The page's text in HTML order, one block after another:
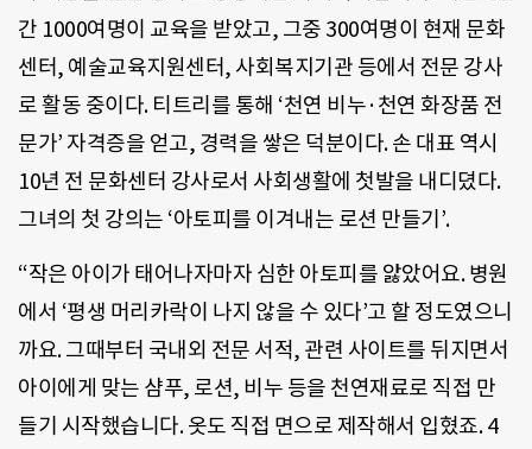
간 1000여명이 교육을 받았고, 그중 300여명이 현재 문화
센터, 예술교육지원센터, 사회복지기관 등에서 전문 강사
로 활동 중이다. 티트리를 통해 ‘천연 비누·천연 화장품 전
문가’ 자격증을 얻고, 경력을 쌓은 덕분이다. 손 대표 역시
10년 전 문화센터 강사로서 사회생활에 첫발을 내디뎠다.
그녀의 첫 강의는 ‘아토피를 이겨내는 로션 만들기’.
“작은 아이가 태어나자마자 심한 아토피를 앓았어요. 병원
에서 ‘평생 머리카락이 나지 않을 수 있다’고 할 정도였으니
까요. 그때부터 국내외 전문 서적, 관련 사이트를 뒤지면서
아이에게 맞는 샴푸, 로션, 비누 등을 천연재료로 직접 만
들기 시작했습니다. 옷도 직접 면으로 제작해서 입혔죠. 4